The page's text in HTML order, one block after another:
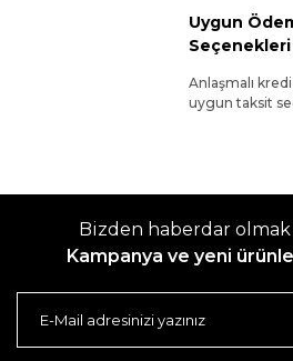
Uygun
Seçenekleri
Anlaşmalı
uygun taksit
Bizden haberdar
Kampanya ve yeni